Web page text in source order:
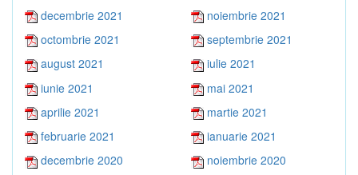
decembrie 2021
noiembrie 2021
octombrie 2021
septembrie 2021
august 2021
iulie 2021
iunie 2021
mai 2021
aprilie 2021
martie 2021
februarie 2021
ianuarie 2021
decembrie 2020
noiembrie 2020